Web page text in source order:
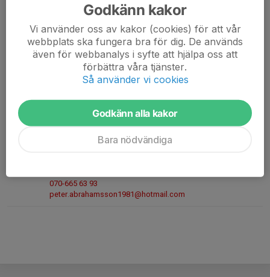
Joacim Ring
Ledare
070-772 85 07
jocce77@gmail.com
Tobias Jakobsson
070-878 23 24
tjakobsson@hotmail.com
Peter Abrahamsson
070-665 63 93
peter.abrahamsson1981@hotmail.com
Godkänn kakor
Vi använder oss av kakor (cookies) för att vår
webbplats ska fungera bra för dig. De används
även för webbanalys i syfte att hjälpa oss att
förbättra våra tjänster.
Så använder vi cookies
Godkänn alla kakor
Bara nödvändiga